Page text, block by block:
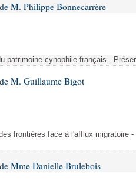
M. Philippe Bonnecarrère
patrimoine cynophile français -
M. Guillaume Bigot
frontières face à l'afflux migratoire
Mme Danielle Brulebois